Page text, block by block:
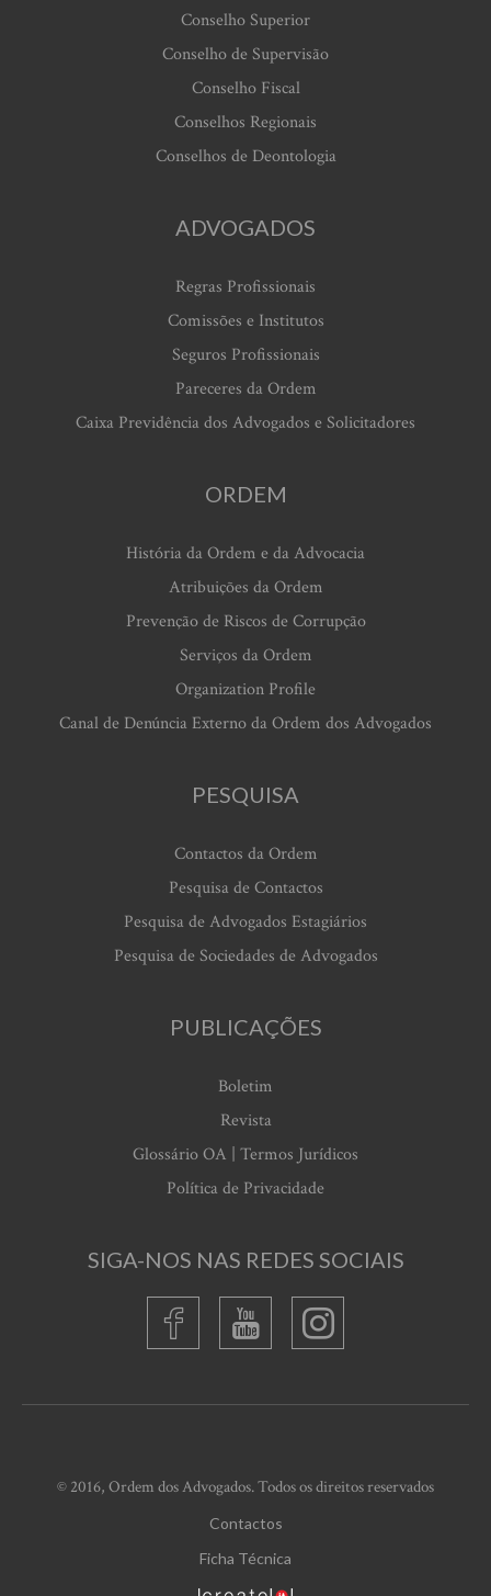
Conselho Superior
Conselho de Supervisão
Conselho Fiscal
Conselhos Regionais
Conselhos de Deontologia
ADVOGADOS
Regras Profissionais
Comissões e Institutos
Seguros Profissionais
Pareceres da Ordem
Caixa Previdência dos Advogados e Solicitadores
ORDEM
História da Ordem e da Advocacia
Atribuições da Ordem
Prevenção de Riscos de Corrupção
Serviços da Ordem
Organization Profile
Canal de Denúncia Externo da Ordem dos Advogados
PESQUISA
Contactos da Ordem
Pesquisa de Contactos
Pesquisa de Advogados Estagiários
Pesquisa de Sociedades de Advogados
PUBLICAÇÕES
Boletim
Revista
Glossário OA | Termos Jurídicos
Política de Privacidade
SIGA-NOS NAS REDES SOCIAIS
© 2016, Ordem dos Advogados. Todos os direitos reservados
Contactos
Ficha Técnica